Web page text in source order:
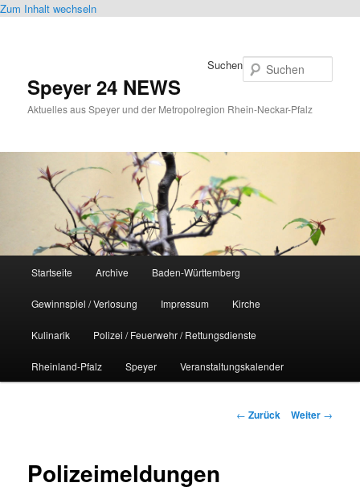
Zum Inhalt wechseln
Speyer 24 NEWS
Aktuelles aus Speyer und der Metropolregion Rhein-Neckar-Pfalz
Suchen
Startseite Archive Baden-Württemberg
Gewinnspiel / Verlosung Impressum Kirche
Kulinarik Polizei / Feuerwehr / Rettungsdienste
Rheinland-Pfalz Speyer Veranstaltungskalender
Beitrags-
← Zurück Weiter →
Polizeimeldungen